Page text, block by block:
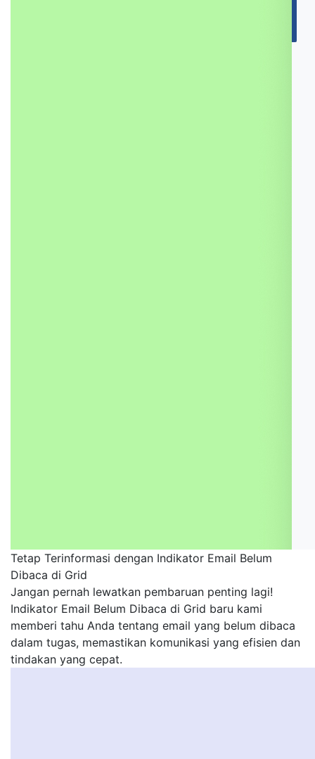
Tetap Terinformasi dengan Indikator Email Belum
Dibaca di Grid
Jangan pernah lewatkan pembaruan penting lagi!
Indikator Email Belum Dibaca di Grid baru kami
memberi tahu Anda tentang email yang belum dibaca
dalam tugas, memastikan komunikasi yang efisien dan
tindakan yang cepat.